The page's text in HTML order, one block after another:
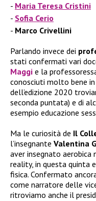
Maria Teresa Cristini
Sofia Cerio
Marco Crivellini
Parlando invece dei
stati confermati vari
Maggi e la
conosciuti molto bene
dell’edizione 2020
seconda puntata) e di
esempio educazione
Ma le curiosità de Il
l’insegnante Valentina
aver insegnato aerobica
reality, in questa quinta
fisica. Confermato
come narratore delle
ritroviamo anche il